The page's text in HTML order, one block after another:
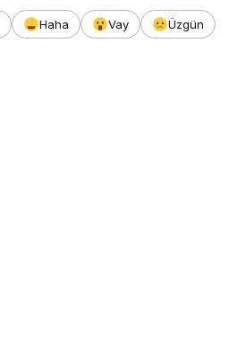
Haha Vay
Üzgün